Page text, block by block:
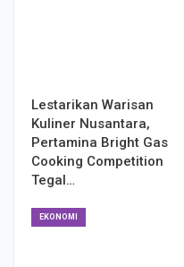
Lestarikan Warisan
Kuliner Nusantara,
Pertamina Bright Gas
Cooking Competition
Tegal…
EKONOMI